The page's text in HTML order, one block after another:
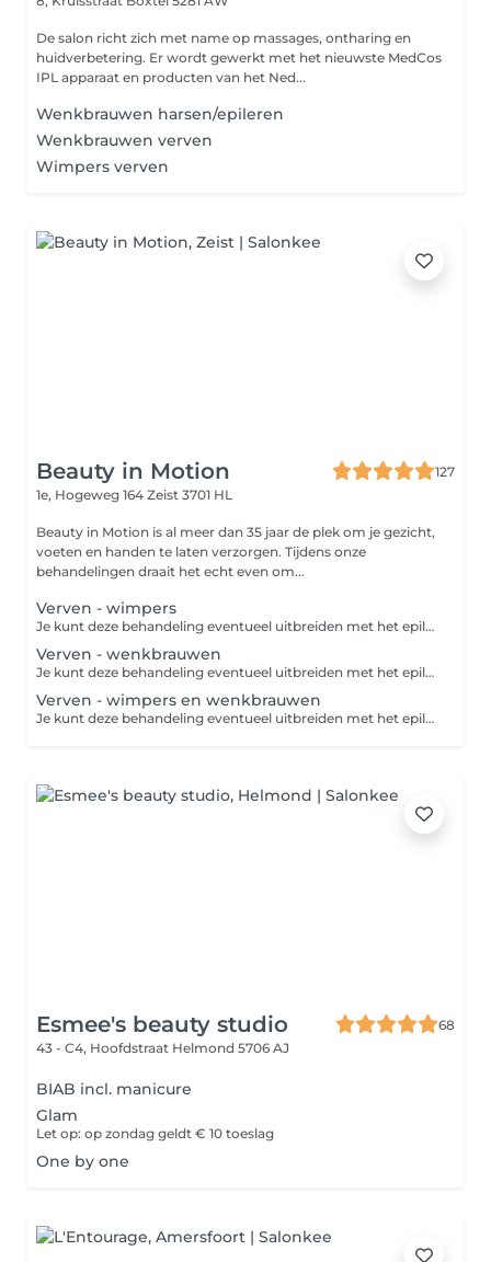
De salon richt zich met name op massages, ontharing en
huidverbetering. Er wordt gewerkt met het nieuwste MedCos
IPL apparaat en producten van het Ned...
Wenkbrauwen harsen/epileren
Wenkbrauwen verven
Wimpers verven
Beauty in Motion
127
1e, Hogeweg 164 Zeist 3701 HL
Beauty in Motion is al meer dan 35 jaar de plek om je gezicht,
voeten en handen te laten verzorgen. Tijdens onze
behandelingen draait het echt even om...
Verven - wimpers
Je kunt deze behandeling eventueel uitbreiden met het epileren van je wenkbrauwen. Het verven van je wimpers zorgt voor een intensere blik zonder dat je make-up hoeft te gebruiken. Het resultaat blijft 3 à 6 weken zichtbaar.
Verven - wenkbrauwen
Je kunt deze behandeling eventueel uitbreiden met het epileren van je wenkbrauwen. Het verven van je wenkbrauwen maakt ze beter zichtbaar en geeft je gezicht meer expressie. Het resultaat blijft 3 à 6 weken zichtbaar.
Verven - wimpers en wenkbrauwen
Je kunt deze behandeling eventueel uitbreiden met het epileren van je wenkbrauwen. Het verven van je wimpers zorgt voor een intensere blik zonder dat je make-up hoeft te gebruiken. Het resultaat blijft 3 à 6 weken zichtbaar. Het verven van je wenkbrauwen maakt ze beter zichtbaar en geeft je gezicht meer expressie. Het resultaat blijft 3 à 6 weken zichtbaar.
Esmee's beauty studio
68
43 - C4, Hoofdstraat Helmond 5706 AJ
BIAB incl. manicure
Glam
Let op: op zondag geldt € 10 toeslag
One by one